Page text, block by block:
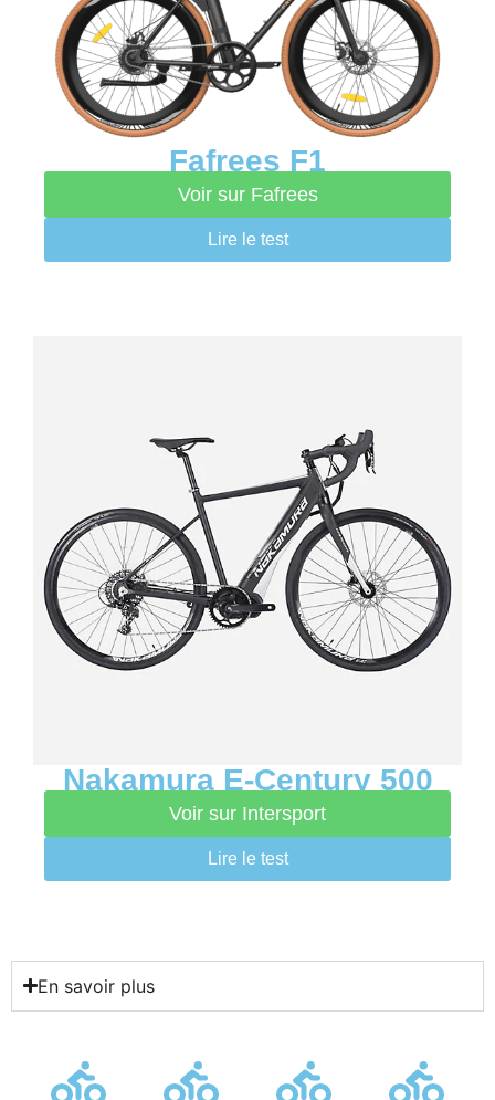
Fafrees F1
Voir sur Fafrees
Lire le test
Nakamura E-Century 500
Voir sur Intersport
Lire le test
En savoir plus